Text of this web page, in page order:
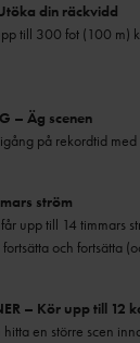
din räckvidd
till 300 fot (100 m)
– Äg scenen
på rekordtid
ström
får upp till 14 timmars
och fortsätta
– Kör upp till
en större scen